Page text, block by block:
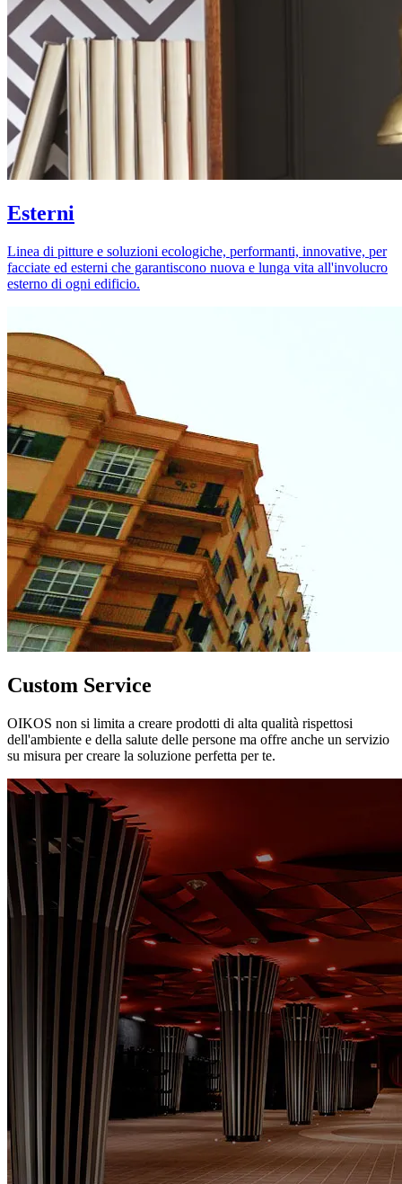
Esterni
Linea di pitture e soluzioni ecologiche, performanti, innovative, per
facciate ed esterni che garantiscono nuova e lunga vita all'involucro
esterno di ogni edificio.
Custom Service
OIKOS non si limita a creare prodotti di alta qualità rispettosi
dell'ambiente e della salute delle persone ma offre anche un servizio
su misura per creare la soluzione perfetta per te.